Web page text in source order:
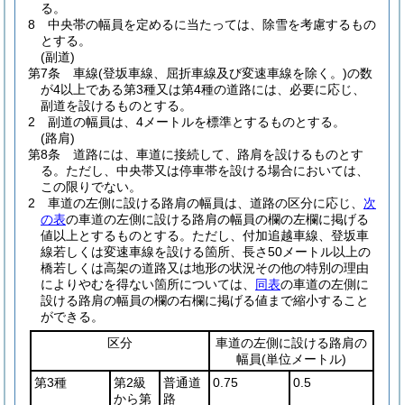
る。
8
中央帯の幅員を定めるに当たっては、除雪を考慮するもの
とする。
(副道)
第7条
車線(登坂車線、屈折車線及び変速車線を除く。)の数
が4以上である第3種又は第4種の道路には、必要に応じ、
副道を設けるものとする。
2
副道の幅員は、4メートルを標準とするものとする。
(路肩)
第8条
道路には、車道に接続して、路肩を設けるものとす
る。 ただし、中央帯又は停車帯を設ける場合においては、
この限りでない。
2
車道の左側に設ける路肩の幅員は、道路の区分に応じ、 次
の表の車道の左側に設ける路肩の幅員の欄の左欄に掲げる
値以上とするものとする。 ただし、付加追越車線、登坂車
線若しくは変速車線を設ける箇所、長さ50メートル以上の
橋若しくは高架の道路又は地形の状況その他の特別の理由
によりやむを得ない箇所については、 同表の車道の左側に
設ける路肩の幅員の欄の右欄に掲げる値まで縮小すること
ができる。
区分
車道の左側に設ける路肩の
幅員(単位メートル)
第3種
第2級
から第
普通道
路
0.75 0.5